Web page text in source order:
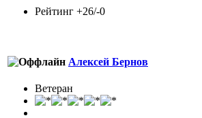
Рейтинг +26/-0
Алексей Бернов
Ветеран